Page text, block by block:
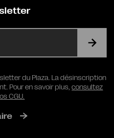
RGPDdu Plaza. La désinscription
Pour en savoir plus,consultez
CGU.